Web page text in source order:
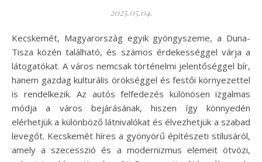
2025.05.04.
Kecskemét, Magyarország egyik gyöngyszeme, a Duna-
Tisza közén található, és számos érdekességgel várja a
látogatókat. A város nemcsak történelmi jelentőséggel bír,
hanem gazdag kulturális örökséggel és festői környezettel
is rendelkezik. Az autós felfedezés különösen izgalmas
módja a város bejárásának, hiszen így könnyedén
elérhetjük a különböző látnivalókat és élvezhetjük a szabad
levegőt. Kecskemét híres a gyönyörű építészeti stílusáról,
amely a szecesszió és a modernizmus elemeit ötvözi,